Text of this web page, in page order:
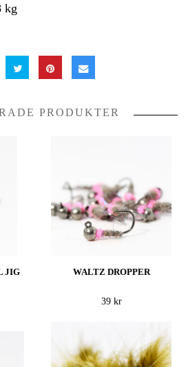
kg
PRODUKTER
JIG WALTZ DROPPER
39 kr